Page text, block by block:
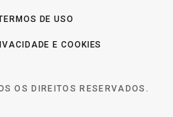
DE USO
E COOKIES
OS DIREITOS RESERVADOS.